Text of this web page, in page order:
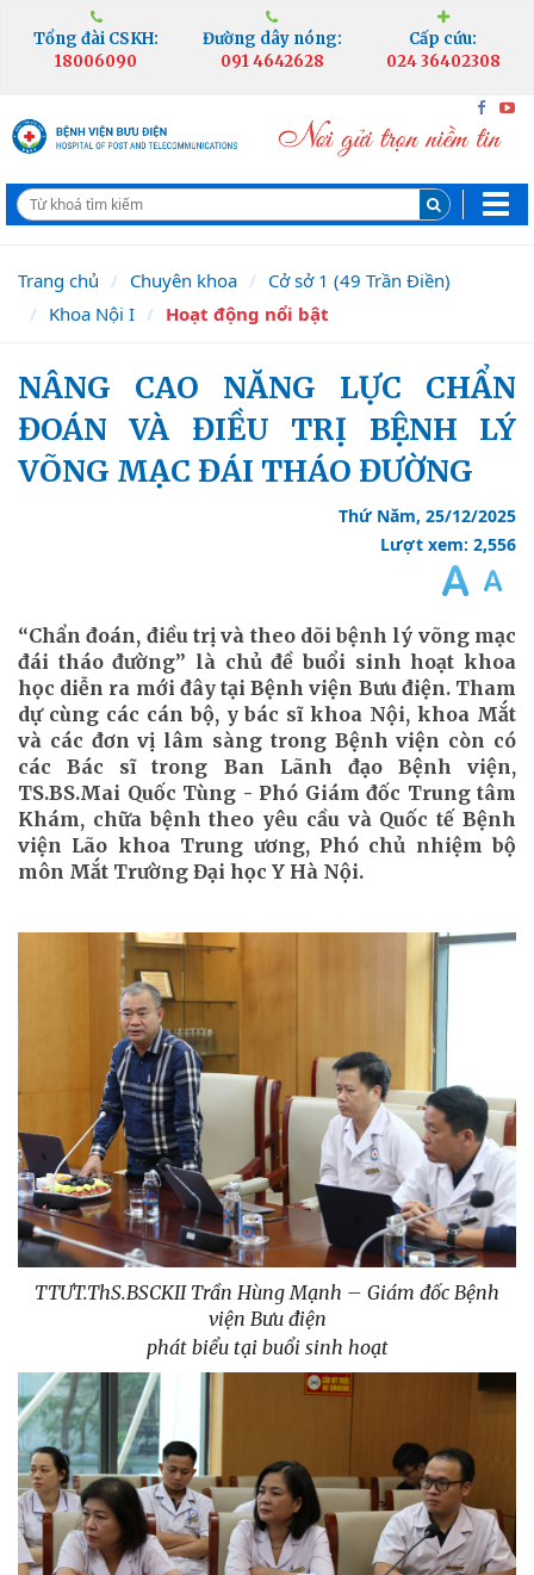
Tổng đài CSKH:
18006090
Đường dây nóng:
091 4642628
Cấp cứu:
024 36402308
Trang chủ Chuyên khoa
Cở sở 1 (49 Trần Điền)
Khoa Nội I
Hoạt động nổi bật
NÂNG CAO NĂNG LỰC CHẨN
ĐOÁN VÀ ĐIỀU TRỊ BỆNH LÝ
VÕNG MẠC ĐÁI THÁO ĐƯỜNG
Thứ Năm, 25/12/2025
Lượt xem: 2,556
“Chẩn đoán, điều trị và theo dõi bệnh lý võng mạc
đái tháo đường” là chủ đề buổi sinh hoạt khoa
học diễn ra mới đây tại Bệnh viện Bưu điện. Tham
dự cùng các cán bộ, y bác sĩ khoa Nội, khoa Mắt
và các đơn vị lâm sàng trong Bệnh viện còn có
các Bác sĩ trong Ban Lãnh đạo Bệnh viện,
TS.BS.Mai Quốc Tùng - Phó Giám đốc Trung tâm
Khám, chữa bệnh theo yêu cầu và Quốc tế Bệnh
viện Lão khoa Trung ương, Phó chủ nhiệm bộ
môn Mắt Trường Đại học Y Hà Nội.
TTƯT.ThS.BSCKII Trần Hùng Mạnh – Giám đốc Bệnh
viện Bưu điện
phát biểu tại buổi sinh hoạt